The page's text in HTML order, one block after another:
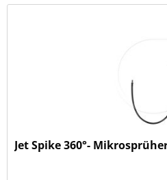
Jet Spike 360°-